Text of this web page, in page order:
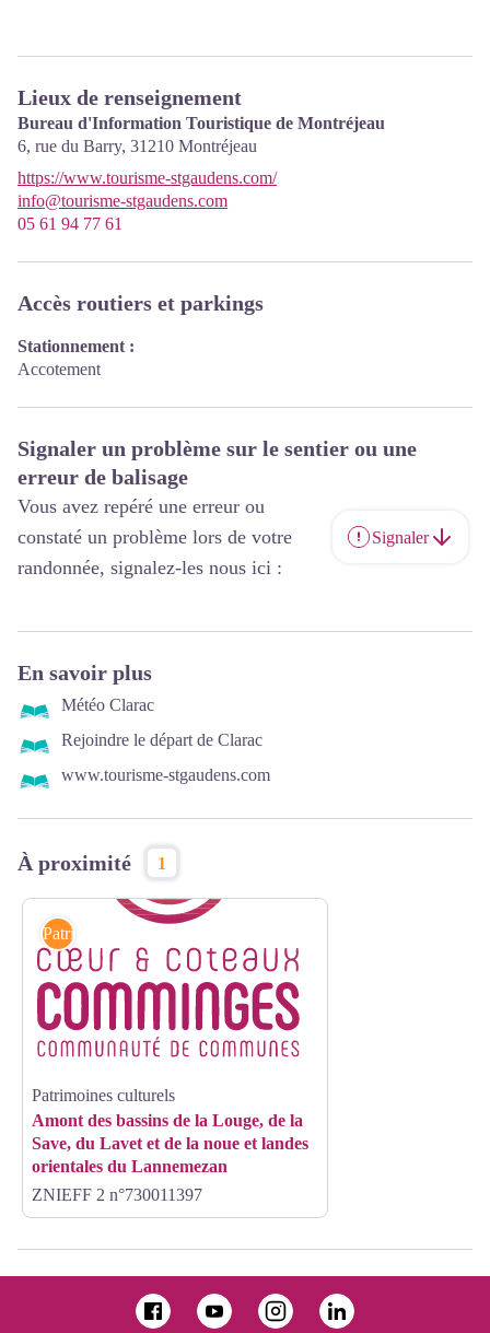
Lieux de renseignement
Bureau d'Information Touristique de Montréjeau
6, rue du Barry, 31210 Montréjeau
https://www.tourisme-stgaudens.com/
info@tourisme-stgaudens.com
05 61 94 77 61
Accès routiers et parkings
Stationnement :
Accotement
Signaler un problème sur le sentier ou une
erreur de balisage
Vous avez repéré une erreur ou
constaté un problème lors de votre
randonnée, signalez-les nous ici :
Signaler
En savoir plus
Météo Clarac
Rejoindre le départ de Clarac
www.tourisme-stgaudens.com
À proximité 1
Patrimoines culturels
Patrimoines culturels
Amont des bassins de la Louge, de la
Save, du Lavet et de la noue et landes
orientales du Lannemezan
ZNIEFF 2 n°730011397